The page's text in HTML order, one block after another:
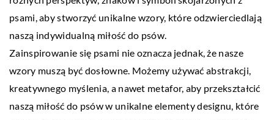
psami, aby stworzyć unikalne wzory, które odzwierciedlają
naszą indywidualną miłość do psów.
Zainspirowanie się psami nie oznacza jednak, że nasze
wzory muszą być dosłowne. Możemy używać abstrakcji,
kreatywnego myślenia, a nawet metafor, aby przekształcić
naszą miłość do psów w unikalne elementy designu, które